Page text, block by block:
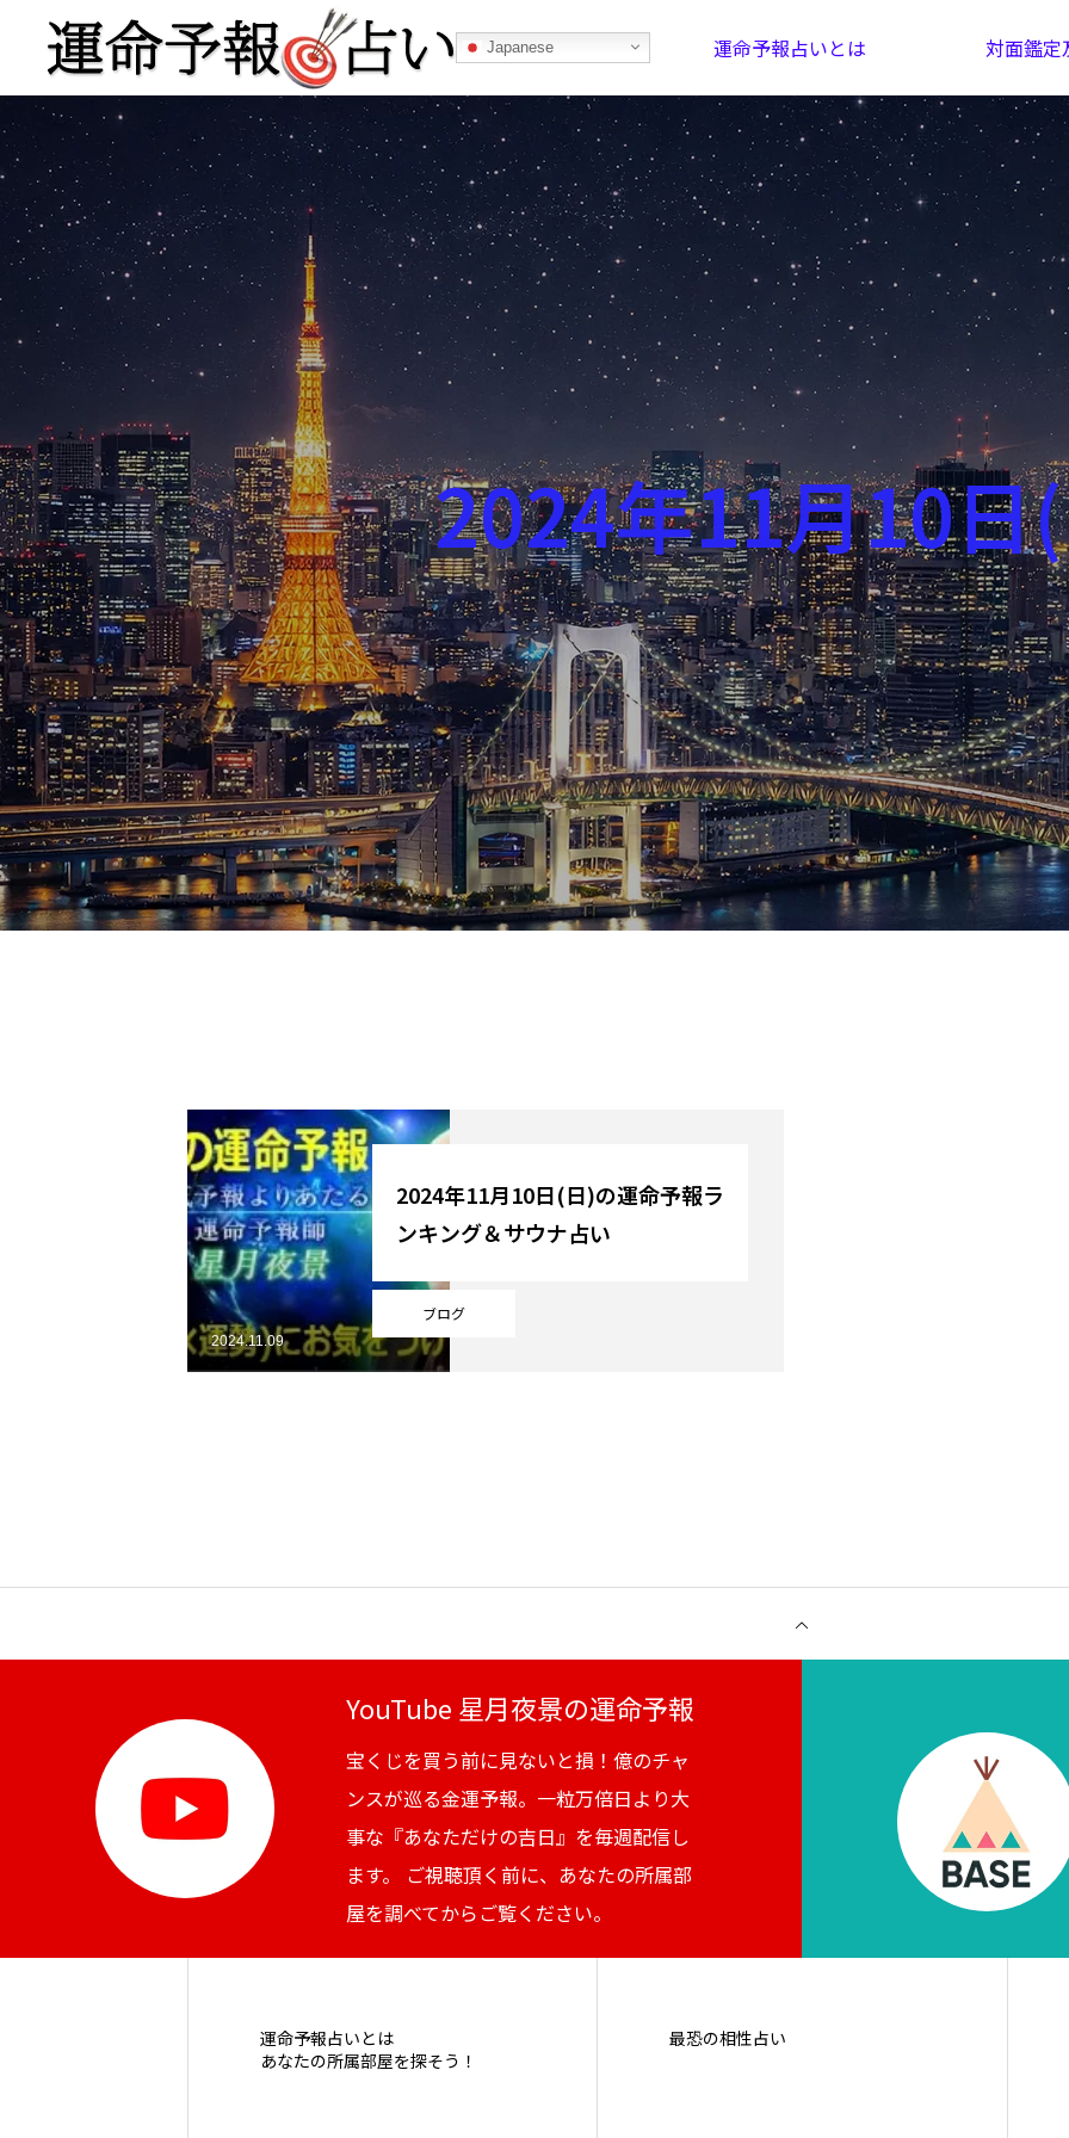
Japanese 運命予報占いとは 対面鑑定
運命予報占い
運命予報占いとは あなたの所属部屋を探そう！ 最恐の相性占い
記事カテゴリー
ブログ お知らせ 芸能界
スポーツ 競馬 社会
テニス四大大会・五輪
テニス四大大会・五輪
YouTube
Online Store
2024年11月10日
ブログ
2024年11月10日(日)の運命予報ラ
ンキング＆サウナ占い
2024.11.09
YouTube 星月夜景の運命予報
宝くじを買う前に見ないと損！億のチャ
ンスが巡る金運予報。一粒万倍日より大
事な『あなただけの吉日』を毎週配信し
ます。 ご視聴頂く前に、あなたの所属部
屋を調べてからご覧ください。
運命予報占いとは
あなたの所属部屋を探そう！
最恐の相性占い